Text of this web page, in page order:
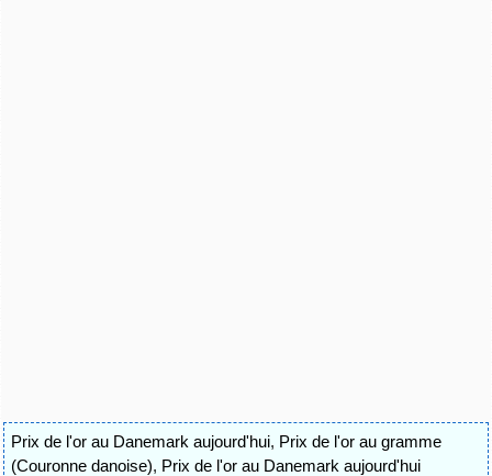
Prix de l'or au Danemark aujourd'hui, Prix de l'or au gramme
(Couronne danoise), Prix de l'or au Danemark aujourd'hui